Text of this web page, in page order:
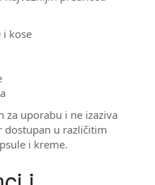
i kose
za uporabu i ne izaziva
dostupan u različitim
i kreme.